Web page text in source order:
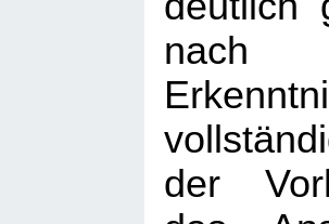
nach
der